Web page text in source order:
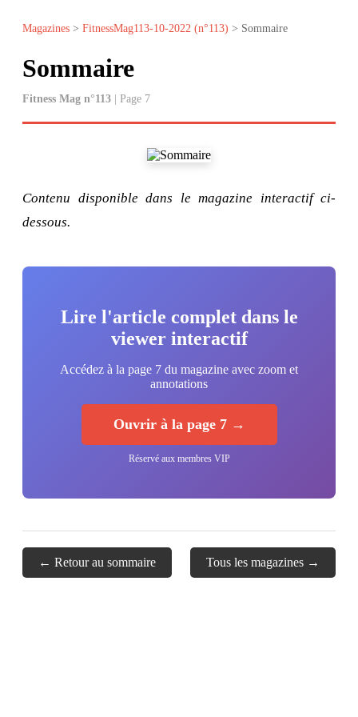
Magazines > FitnessMag113-10-2022 (n°113) > Sommaire
Sommaire
Fitness Mag n°113 | Page 7
Contenu disponible dans le magazine interactif ci-
dessous.
Lire l'article complet dans le
viewer interactif
Accédez à la page 7 du magazine avec zoom et
annotations
Ouvrir à la page 7 →
Réservé aux membres VIP
← Retour au sommaire Tous les magazines →